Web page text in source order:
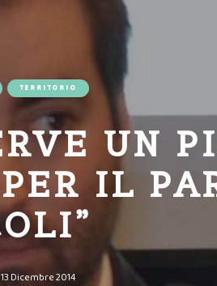
TERRITORIO
UN
IL
13 Dicembre 2014